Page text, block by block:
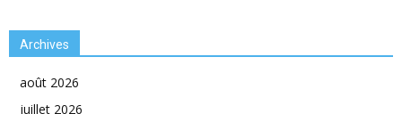
Archives
août 2026
juillet 2026